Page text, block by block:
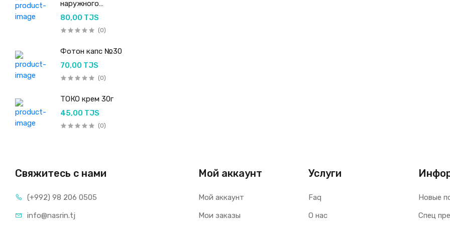
наружного
применения 50мл
80,00 TJS
(0)
Фотон капс №30
70,00 TJS
(0)
ТОКО крем 30г
45,00 TJS
(0)
Свяжитесь с нами
(+992) 98 206 0505
info@nasrin.tj
Мой аккаунт
Мой аккаунт
Мои заказы
Услуги
Faq
О нас
Новые
Спец